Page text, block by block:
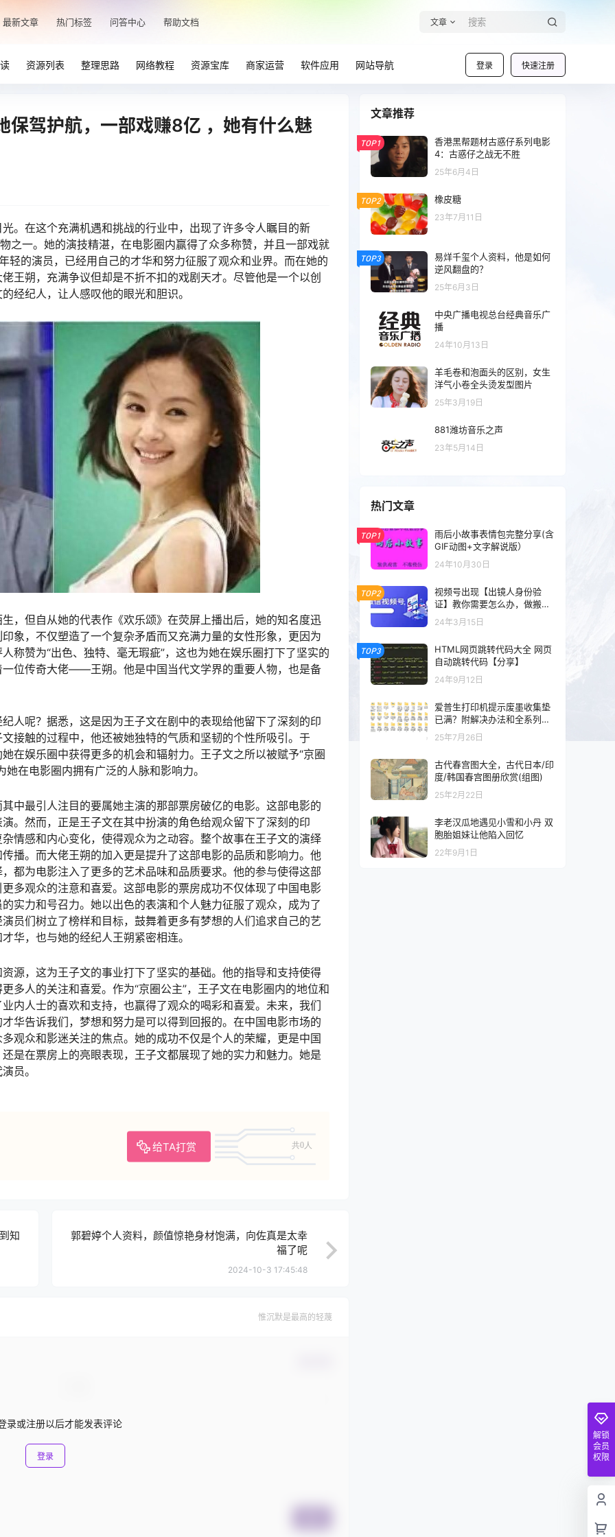
最新文章 热门标签 问答中心 帮助文档 文章
登录 快速注册
资源列表 整理思路 网络教程 资源宝库 商家运营 软件应用 网站导航
保驾护航，一部戏赚8亿 ，她有什么魅
。在这个充满机遇和挑战的行业中，出现了许多令人瞩目的新
之一。她的演技精湛，在电影圈内赢得了众多称赞，并且一部戏就
轻的演员，已经用自己的才华和努力征服了观众和业界。而在她的
王朔，充满争议但却是不折不扣的戏剧天才。尽管他是一个以创
经纪人，让人感叹他的眼光和胆识。
，但自从她的代表作《欢乐颂》在荧屏上播出后，她的知名度迅
象，不仅塑造了一个复杂矛盾而又充满力量的女性形象，更因为
称赞为“出色、独特、毫无瑕疵”，这也为她在娱乐圈打下了坚实的
位传奇大佬——王朔。他是中国当代文学界的重要人物，也是备
人呢？据悉，这是因为王子文在剧中的表现给他留下了深刻的印
接触的过程中，他还被她独特的气质和坚韧的个性所吸引。于
在娱乐圈中获得更多的机会和辐射力。王子文之所以被赋予“京圈
在电影圈内拥有广泛的人脉和影响力。
中最引人注目的要属她主演的那部票房破亿的电影。这部电影的
。然而，正是王子文在其中扮演的角色给观众留下了深刻的印
情感和内心变化，使得观众为之动容。整个故事在王子文的演绎
播。而大佬王朔的加入更是提升了这部电影的品质和影响力。他
都为电影注入了更多的艺术品味和品质要求。他的参与使得这部
多观众的注意和喜爱。这部电影的票房成功不仅体现了中国电影
实力和号召力。她以出色的表演和个人魅力征服了观众，成为了
员们树立了榜样和目标，鼓舞着更多有梦想的人们追求自己的艺
华，也与她的经纪人王朔紧密相连。
源，这为王子文的事业打下了坚实的基础。他的指导和支持使得
多人的关注和喜爱。作为“京圈公主”，王子文在电影圈内的地位和
内人士的喜欢和支持，也赢得了观众的喝彩和喜爱。未来，我们
华告诉我们，梦想和努力是可以得到回报的。在中国电影市场的
观众和影迷关注的焦点。她的成功不仅是个人的荣耀，更是中国
是在票房上的亮眼表现，王子文都展现了她的实力和魅力。她是
员。
给TA打赏 共0人
知
郭碧婷个人资料，颜值惊艳身材饱满，向佐真是太幸
福了呢
2024-10-3 17:45:48
惟沉默是最高的轻蔑
录或注册以后才能发表评论
登录
文章推荐
TOP1
香港黑帮题材古惑仔系列电影
4：古惑仔之战无不胜
25年6月4日
TOP2 橡皮糖
23年7月11日
TOP3
易烊千玺个人资料，他是如何
逆风翻盘的？
25年6月3日
中央广播电视总台经典音乐广
播
24年10月13日
羊毛卷和泡面头的区别，女生
洋气小卷全头烫发型图片
25年3月19日
881潍坊音乐之声
23年5月14日
热门文章
TOP1
雨后小故事表情包完整分享(含
GIF动图+文字解说版）
24年10月30日
TOP2
视频号出现【出镜人身份验
证】教你需要怎么办，做搬运
以及混剪的可以看一下
24年3月15日
TOP3
HTML网页跳转代码大全 网页
自动跳转代码【分享】
24年9月12日
爱普生打印机提示废墨收集垫
已满？附解决办法和全系列清
零工具和教程
25年7月26日
古代春宫图大全，古代日本/印
度/韩国春宫图册欣赏(组图)
25年2月22日
李老汉瓜地遇见小雪和小丹 双
胞胎姐妹让他陷入回忆
22年9月1日
解锁
会员
权限